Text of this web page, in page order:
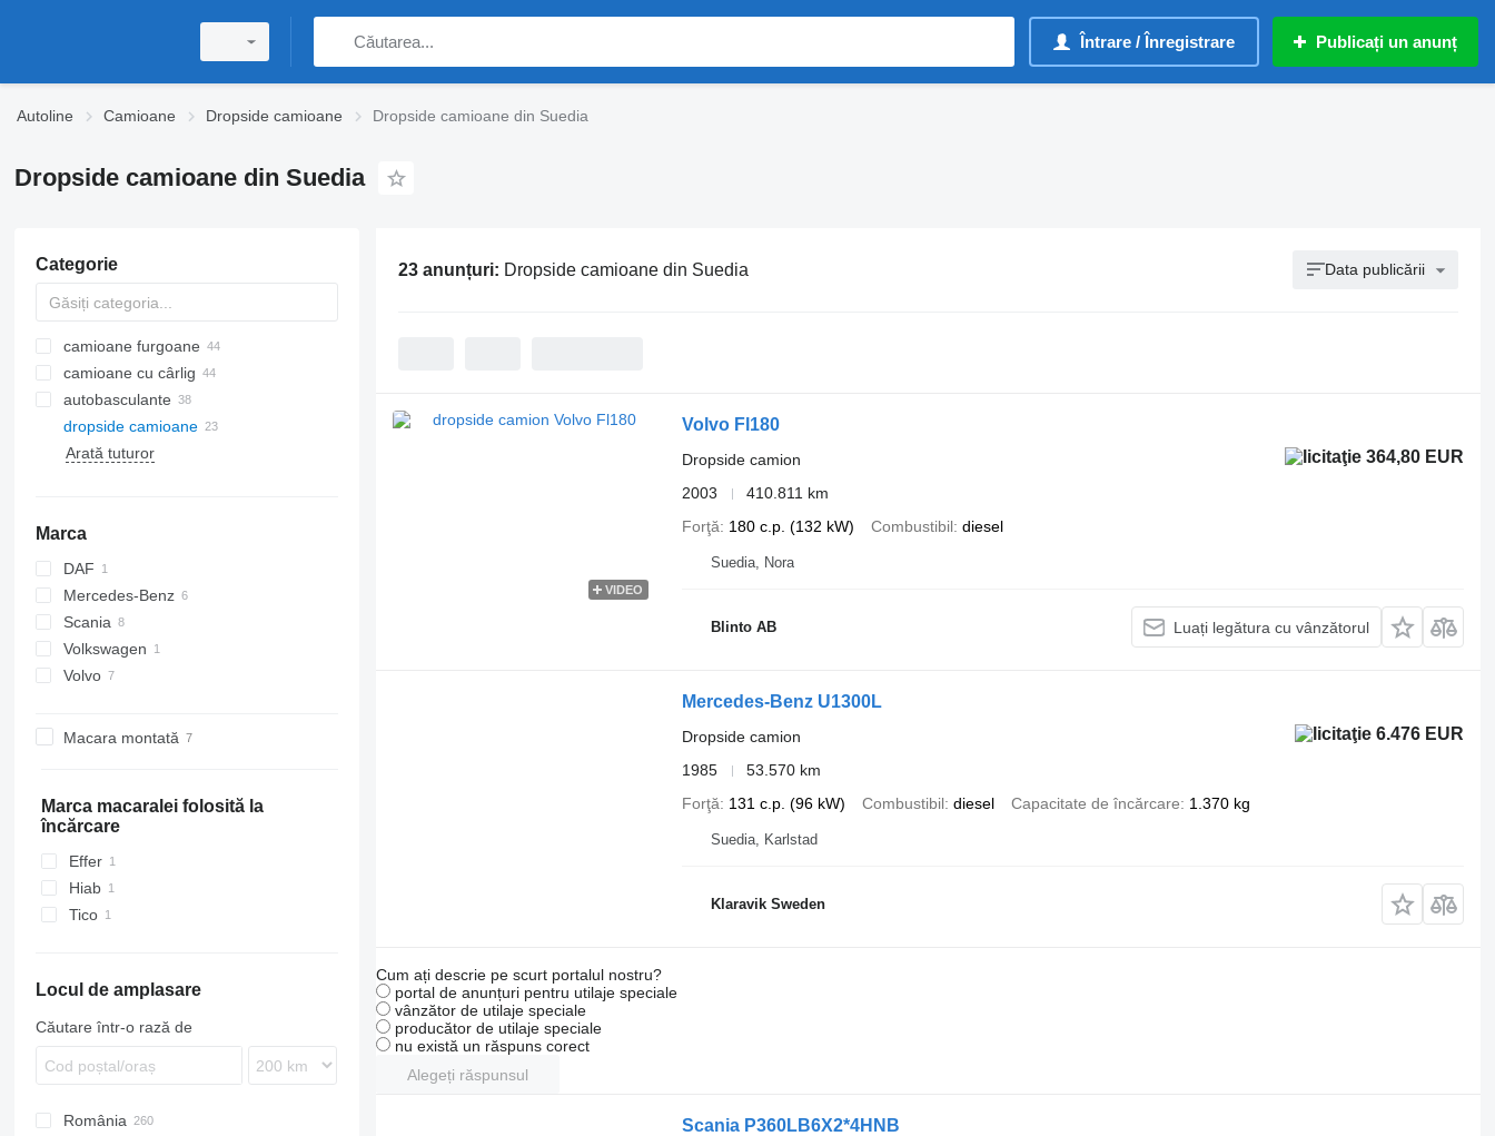
Întrare / Înregistrare Publicați un anunț
Autoline Camioane Dropside camioane Dropside camioane din Suedia
Dropside camioane din Suedia
Categorie
camioane furgoane
camioane cu cârlig
autobasculante
dropside camioane
Arată tuturor
Marca
DAF
CF
Mercedes-Benz
Actros
Arocs
Atego
Scania
G-series
LB
Volkswagen
Volvo
Macara montată
Marca macaralei folosită la
încărcare
Effer
Hiab
Tico
Locul de amplasare
Căutare într-o rază de
România
23 anunțuri: Dropside camioane din Suedia Data publicării
VIDEO
Volvo Fl180
364,80 EUR
Dropside camion
2003
410.811 km
Forţă
180 c.p. (132 kW) Combustibil diesel
Suedia, Nora
Blinto AB Luați legătura cu vânzătorul
Mercedes-Benz U1300L
6.476 EUR
Dropside camion
1985
53.570 km
Forţă
131 c.p. (96 kW) Combustibil diesel Capacitate de încărcare 1.370 kg
Suedia, Karlstad
Klaravik Sweden
Cum ați descrie pe scurt portalul nostru?
portal de anunțuri pentru utilaje speciale
vânzător de utilaje speciale
producător de utilaje speciale
nu există un răspuns corect
Alegeți răspunsul
Scania P360LB6X2*4HNB